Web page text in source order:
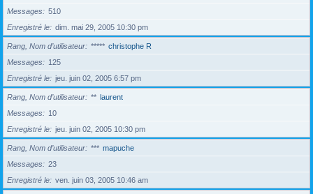
Messages
510
Enregistré le
dim. mai 29, 2005 10:30 pm
Rang, Nom d’utilisateur ***** christophe R
Messages
125
Enregistré le
jeu. juin 02, 2005 6:57 pm
Rang, Nom d’utilisateur ** laurent
Messages
10
Enregistré le
jeu. juin 02, 2005 10:30 pm
Rang, Nom d’utilisateur *** mapuche
Messages
23
Enregistré le
ven. juin 03, 2005 10:46 am